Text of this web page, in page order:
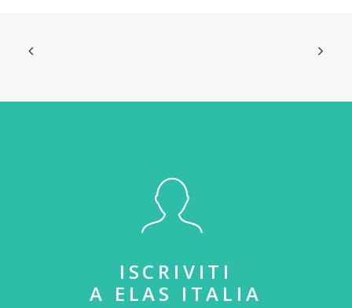
ISCRIVITI
A ELAS ITALIA